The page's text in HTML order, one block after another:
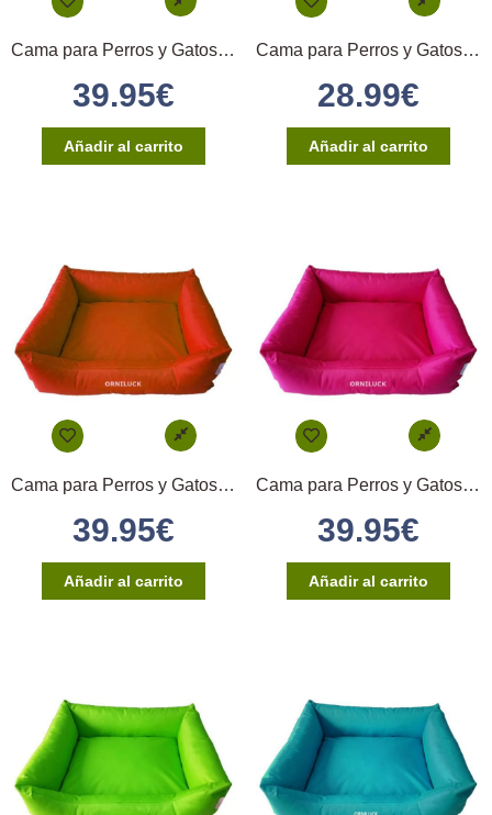
Cama para Perros y Gatos 60x50cm – (Azul)
39.95€
Añadir al carrito
Cama para Perros y Gatos 60x50cm – (Beige)
28.99€
Añadir al carrito
Cama para Perros y Gatos 60x50cm – (Naranja)
39.95€
Añadir al carrito
Cama para Perros y Gatos 60x50cm – (Rosa)
39.95€
Añadir al carrito